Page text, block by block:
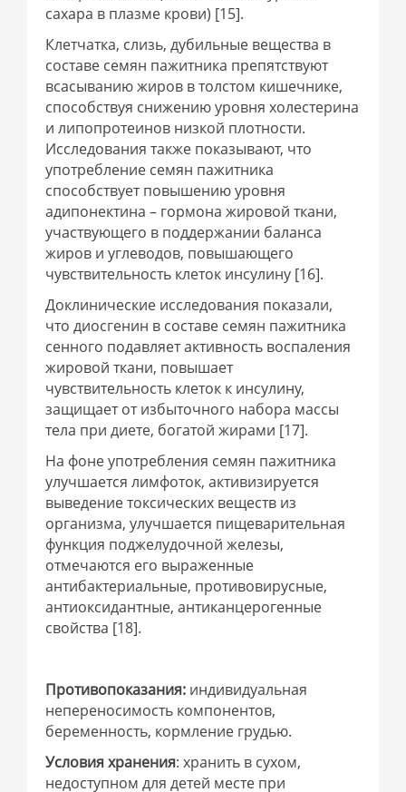
сахара в плазме крови) [15].
Клетчатка, слизь, дубильные вещества в
составе семян пажитника препятствуют
всасыванию жиров в толстом кишечнике,
способствуя снижению уровня холестерина
и липопротеинов низкой плотности.
Исследования также показывают, что
употребление семян пажитника
способствует повышению уровня
адипонектина – гормона жировой ткани,
участвующего в поддержании баланса
жиров и углеводов, повышающего
чувствительность клеток инсулину [16].
Доклинические исследования показали,
что диосгенин в составе семян пажитника
сенного подавляет активность воспаления
жировой ткани, повышает
чувствительность клеток к инсулину,
защищает от избыточного набора массы
тела при диете, богатой жирами [17].
На фоне употребления семян пажитника
улучшается лимфоток, активизируется
выведение токсических веществ из
организма, улучшается пищеварительная
функция поджелудочной железы,
отмечаются его выраженные
антибактериальные, противовирусные,
антиоксидантные, антиканцерогенные
свойства [18].
Противопоказания: индивидуальная
непереносимость компонентов,
беременность, кормление грудью.
Условия хранения: хранить в сухом,
недоступном для детей месте при